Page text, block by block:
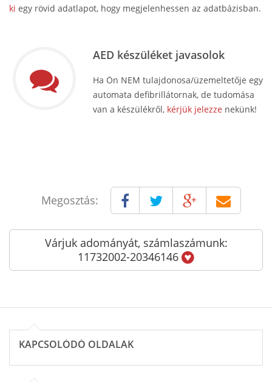
ki egy rövid adatlapot, hogy megjelenhessen az adatbázisban.
AED készüléket javasolok
Ha Ön NEM tulajdonosa/üzemeltetője egy
automata defibrillátornak, de tudomása
van a készülékről, kérjük jelezze nekünk!
Megosztás:
Várjuk adományát, számlaszámunk:
11732002-20346146
KAPCSOLÓDÓ OLDALAK